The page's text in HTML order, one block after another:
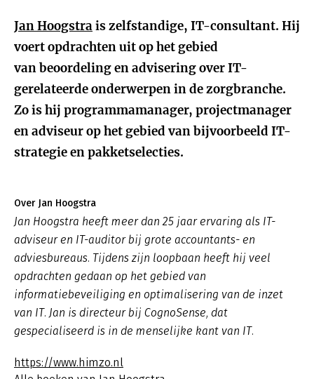
Jan Hoogstrais zelfstandige, IT-consultant. Hij
voert opdrachten uit op het gebied
van beoordeling en advisering over IT-
gerelateerde onderwerpen in de zorgbranche.
Zo is hij programmamanager, projectmanager
en adviseur op het gebied van bijvoorbeeld IT-
strategie en pakketselecties.
Over Jan Hoogstra
Jan Hoogstra heeft meer dan 25 jaar ervaring als IT-
adviseur en IT-auditor bij grote accountants- en
adviesbureaus. Tijdens zijn loopbaan heeft hij veel
opdrachten gedaan op het gebied van
informatiebeveiliging en optimalisering van de inzet
van IT. Jan is directeur bij CognoSense, dat
gespecialiseerd is in de menselijke kant van IT.
https://www.himzo.nl